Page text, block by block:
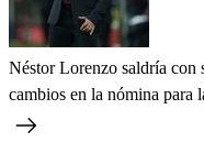
Néstor Lorenzo saldría con
cambios en la nómina para